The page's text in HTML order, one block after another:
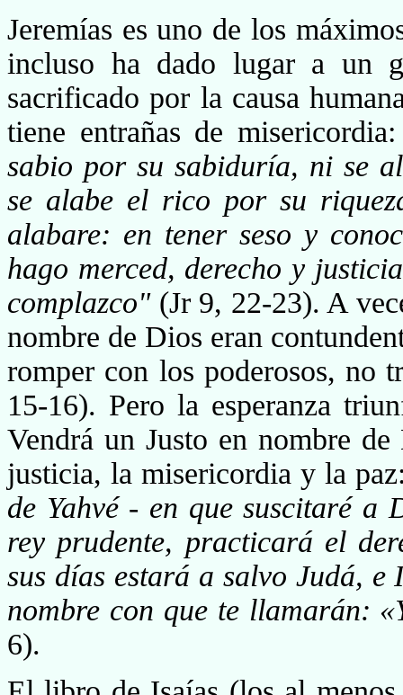
Jeremías es uno de los
incluso ha dado lugar a un
sacrificado por la causa
tiene entrañas de
sabio por su sabiduría, ni se
se alabe el rico por su
alabare: en tener seso y
hago merced, derecho y
complazco" (Jr 9, 22-23). A
nombre de Dios eran
romper con los poderosos, no
15-16). Pero la esperanza
Vendrá un Justo en nombre
justicia, la mise­ricordia y la
de Yahvé - en que suscitaré
rey prudente, practicará el
sus días estará a salvo Judá, e
nombre con que te llamarán:
6).